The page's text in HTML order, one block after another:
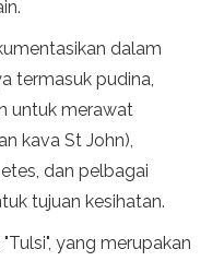
dalam
termasuk pudina,
untuk merawat
kava St John),
dan pelbagai
tujuan kesihatan.
yang merupakan